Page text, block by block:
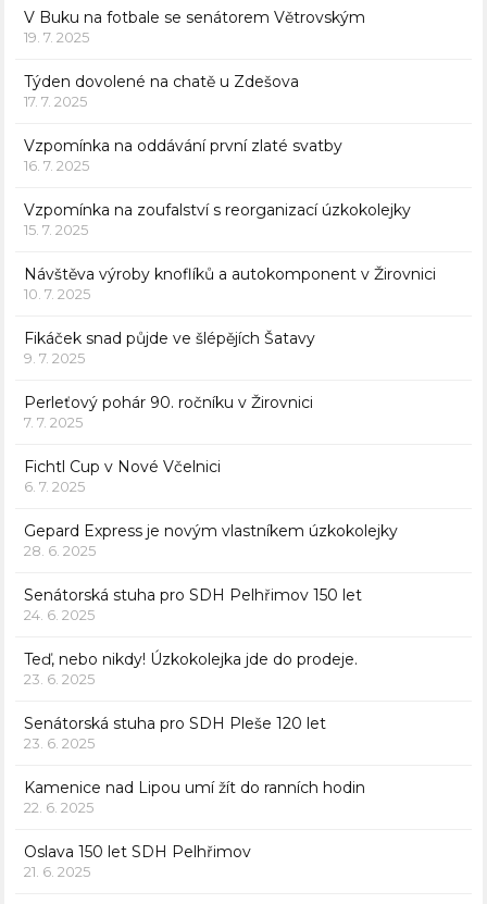
V Buku na fotbale se senátorem Větrovským
19. 7. 2025
Týden dovolené na chatě u Zdešova
17. 7. 2025
Vzpomínka na oddávání první zlaté svatby
16. 7. 2025
Vzpomínka na zoufalství s reorganizací úzkokolejky
15. 7. 2025
Návštěva výroby knoflíků a autokomponent v Žirovnici
10. 7. 2025
Fikáček snad půjde ve šlépějích Šatavy
9. 7. 2025
Perleťový pohár 90. ročníku v Žirovnici
7. 7. 2025
Fichtl Cup v Nové Včelnici
6. 7. 2025
Gepard Express je novým vlastníkem úzkokolejky
28. 6. 2025
Senátorská stuha pro SDH Pelhřimov 150 let
24. 6. 2025
Teď, nebo nikdy! Úzkokolejka jde do prodeje.
23. 6. 2025
Senátorská stuha pro SDH Pleše 120 let
23. 6. 2025
Kamenice nad Lipou umí žít do ranních hodin
22. 6. 2025
Oslava 150 let SDH Pelhřimov
21. 6. 2025